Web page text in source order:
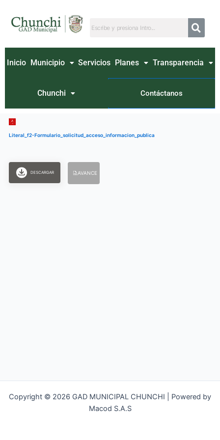
contenido
Inicio Municipio Servicios Planes Transparencia
Chunchi Contáctanos
Literal_f2-Formulario_solicitud_acceso_informacion_publica
DESCARGAR AVANCE
Copyright © 2026 GAD MUNICIPAL CHUNCHI | Powered by
Macod S.A.S